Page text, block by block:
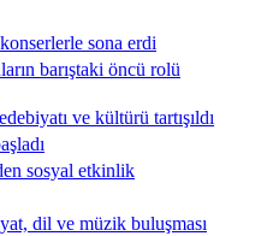
sona erdi
barıştaki öncü rolü
ve kültürü tartışıldı
sosyal etkinlik
dil ve müzik buluşması